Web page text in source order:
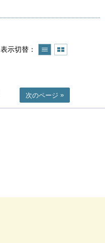
表示切替
次のページ